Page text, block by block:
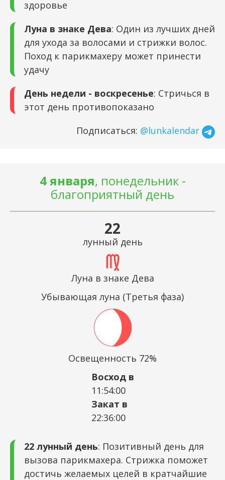
здоровье
Луна в знаке Дева: Один из лучших дней
для ухода за волосами и стрижки волос.
Поход к парикмахеру может принести
удачу
День недели - воскресенье: Стричься в
этот день противопоказано
Подписаться: @lunkalendar
4 января, понедельник -
благоприятный день
22
лунный день
Луна в знаке Дева
Убывающая луна (Третья фаза)
Освещенность 72%
Восход в
11:54:00
Закат в
22:36:00
22 лунный день: Позитивный день для
вызова парикмахера. Стрижка поможет
достичь желаемых целей в кратчайшие